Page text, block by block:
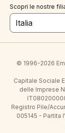
Scopri le nostre
Italia
© 1996-2026
Capitale Sociale
delle Imprese
Registro Pile/
005145 - Partita